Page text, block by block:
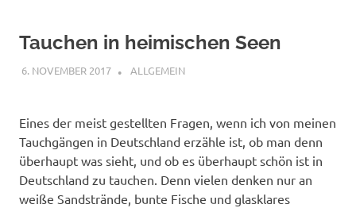
nur
Oberflächenpause!
Tauchen in heimischen Seen
6. NOVEMBER 2017 PETER
ALLGEMEIN
Eines der meist gestellten Fragen, wenn ich von meinen
Tauchgängen in Deutschland erzähle ist, ob man denn
überhaupt was sieht, und ob es überhaupt schön ist in
Deutschland zu tauchen. Denn vielen denken nur an
weiße Sandstrände, bunte Fische und glasklares